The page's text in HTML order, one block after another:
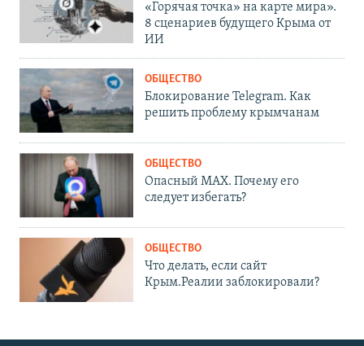
«Горячая точка» на карте мира».
8 сценариев будущего Крыма от
ИИ
ОБЩЕСТВО
Блокирование Telegram. Как
решить проблему крымчанам
ОБЩЕСТВО
Опасный MAX. Почему его
следует избегать?
ОБЩЕСТВО
Что делать, если сайт
Крым.Реалии заблокировали?